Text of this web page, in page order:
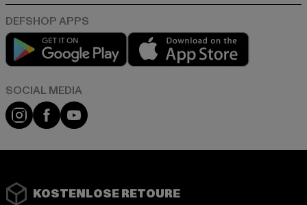
Play market
Instagram
FacebookYouTube
KOSTENLOSE RETOURE